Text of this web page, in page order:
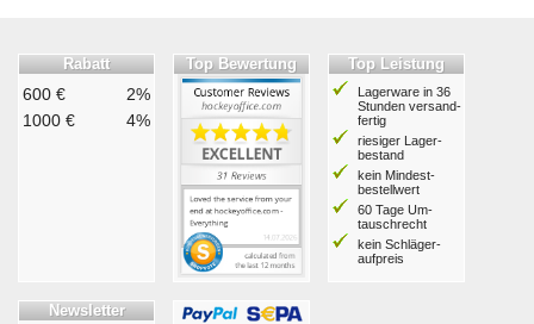
Rabatt
600 €
2%
1000 €
4%
Top Bewertung Top Leistung
Lagerware in 36
Stunden ver­sand­
fertig
riesiger Lager­
bestand
kein Mindest­
bestell­wert
60 Tage Um­
tausch­recht
kein Schläger­
aufpreis
Newsletter